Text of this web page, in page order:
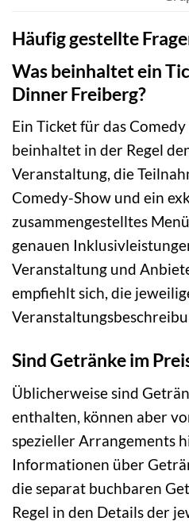
Häufig gestellte
Was beinhaltet ein
Dinner Freiberg?
Ein Ticket für das
beinhaltet in der Regel
Veranstaltung, die
Comedy-Show und ein
zusammengestelltes
genauen
Veranstaltung und
empfiehlt sich, die
Sind Getränke im
Üblicherweise sind
enthalten, können aber
spezieller Arrangements
Informationen über
die separat buchbaren
Regel in den Details der